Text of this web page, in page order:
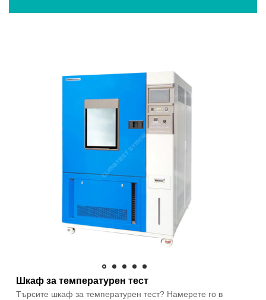
Шкаф за температурен тест
Търсите шкаф за температурен тест? Намерете го в